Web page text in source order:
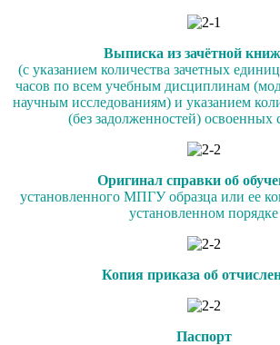
Выписка из зачётной
(с указанием количества зачетных
часов по всем учебным дисциплинам
научным исследованиям) и указанием
(без задолженностей) освоенных
Оригинал справки об
установленного МПГУ образца или ее
установленном порядке
Копия приказа об
Паспорт